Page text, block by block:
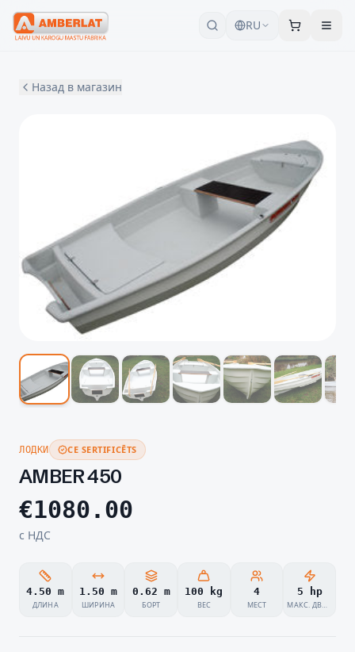
RU
Назад в магазин
ЛОДКИ CE SERTIFICĒTS
AMBER 450
€1080.00
с НДС
4.50 m
ДЛИНА
1.50 m
ШИРИНА
0.62 m
БОРТ
100 kg
ВЕС
4
МЕСТ
5 hp
МАКС. ДВИГАТЕЛЬ